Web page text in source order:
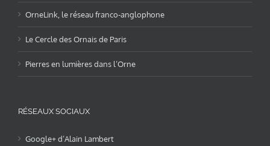
OrneLink, le réseau franco-anglophone
Le Cercle des Ornais de Paris
Pierres en lumières dans l’Orne
RÉSEAUX SOCIAUX
Google+ d’Alain Lambert